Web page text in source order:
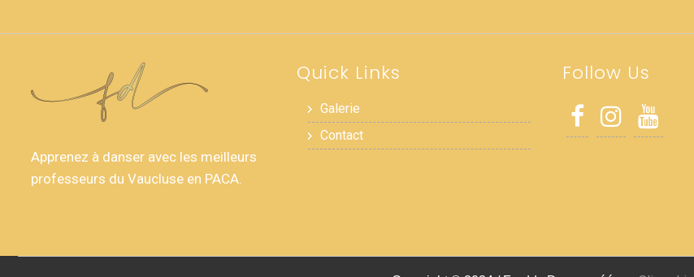
Apprenez à danser avec les meilleurs
professeurs du Vaucluse en PACA.
Quick Links
Galerie
Contact
Follow Us